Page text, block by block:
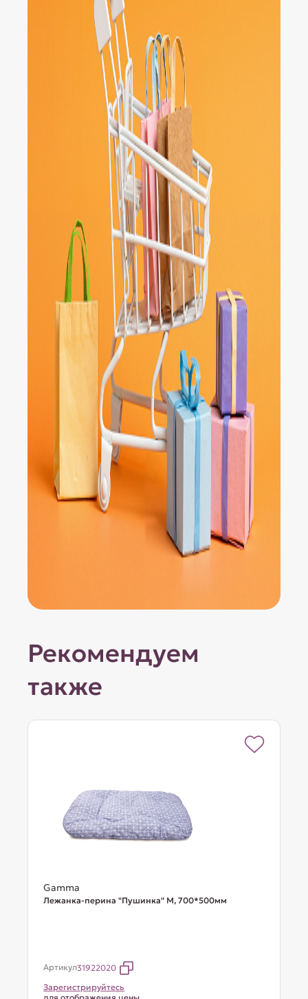
Рекомендуем
также
Gamma
Лежанка-перина "Пушинка" M, 700*500мм
Артикул31922020
Зарегистрируйтесь